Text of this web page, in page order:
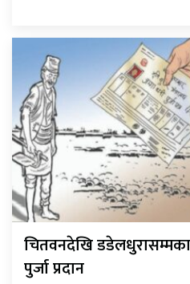
चितवनदेखि
पुर्जा प्रदान